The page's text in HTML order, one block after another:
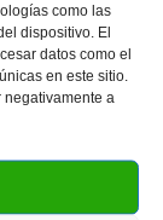
como las
dispositivo. El
datos como el
en este sitio.
negativamente a
añadimos